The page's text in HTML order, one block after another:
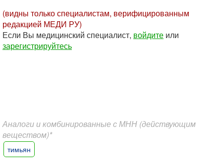
(видны только специалистам, верифицированным
редакцией МЕДИ РУ)
Если Вы медицинский специалист, войдите или
зарегистрируйтесь
Аналоги и комбинированные с МНН (действующим
веществом)*
тимьян